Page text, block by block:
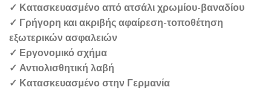
✓ Κατασκευασμένο από ατσάλι χρωμίου-βαναδίου
✓ Γρήγορη και ακριβής αφαίρεση-τοποθέτηση
εξωτερικών ασφαλειών
✓ Εργονομικό σχήμα
✓ Αντιολισθητική λαβή
✓ Κατασκευασμένο στην Γερμανία